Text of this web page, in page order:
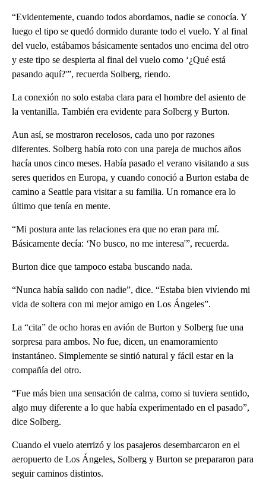
“Evidentemente, cuando todos abordamos, nadie se conocía. Y
luego el tipo se quedó dormido durante todo el vuelo. Y al final
del vuelo, estábamos básicamente sentados uno encima del otro
y este tipo se despierta al final del vuelo como ‘¿Qué está
pasando aquí?'”, recuerda Solberg, riendo.
La conexión no solo estaba clara para el hombre del asiento de
la ventanilla. También era evidente para Solberg y Burton.
Aun así, se mostraron recelosos, cada uno por razones
diferentes. Solberg había roto con una pareja de muchos años
hacía unos cinco meses. Había pasado el verano visitando a sus
seres queridos en Europa, y cuando conoció a Burton estaba de
camino a Seattle para visitar a su familia. Un romance era lo
último que tenía en mente.
“Mi postura ante las relaciones era que no eran para mí.
Básicamente decía: ‘No busco, no me interesa'”, recuerda.
Burton dice que tampoco estaba buscando nada.
“Nunca había salido con nadie”, dice. “Estaba bien viviendo mi
vida de soltera con mi mejor amigo en Los Ángeles”.
La “cita” de ocho horas en avión de Burton y Solberg fue una
sorpresa para ambos. No fue, dicen, un enamoramiento
instantáneo. Simplemente se sintió natural y fácil estar en la
compañía del otro.
“Fue más bien una sensación de calma, como si tuviera sentido,
algo muy diferente a lo que había experimentado en el pasado”,
dice Solberg.
Cuando el vuelo aterrizó y los pasajeros desembarcaron en el
aeropuerto de Los Ángeles, Solberg y Burton se prepararon para
seguir caminos distintos.